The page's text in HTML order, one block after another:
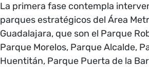
La primera fase contempla
parques estratégicos del Área
Guadalajara, que son el Parque
Parque Morelos, Parque Alcalde,
Huentitán, Parque Puerta de la